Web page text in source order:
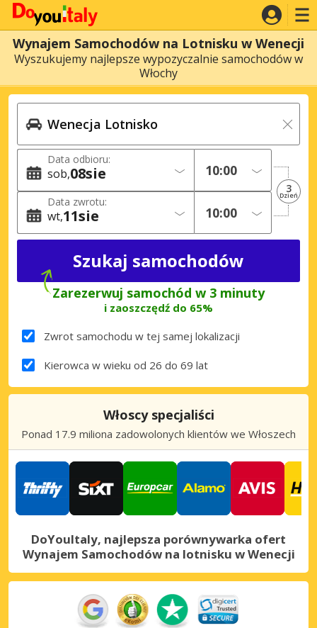
Wynajem Samochodów na Lotnisku w Wenecji
Wyszukujemy najlepsze wypozyczalnie samochodów w
Włochy
Data odbioru:
sob 08sie
Data zwrotu:
wt 11sie
3
Dzień
Zarezerwuj samochód w 3 minuty
i zaoszczędź do 65%
Zwrot samochodu w tej samej lokalizacji
Kierowca w wieku od 26 do 69 lat
Włoscy specjaliści
Ponad 17.9 miliona zadowolonych klientów we Włoszech
DoYouItaly, najlepsza porównywarka ofert
Wynajem Samochodów na lotnisku w Wenecji